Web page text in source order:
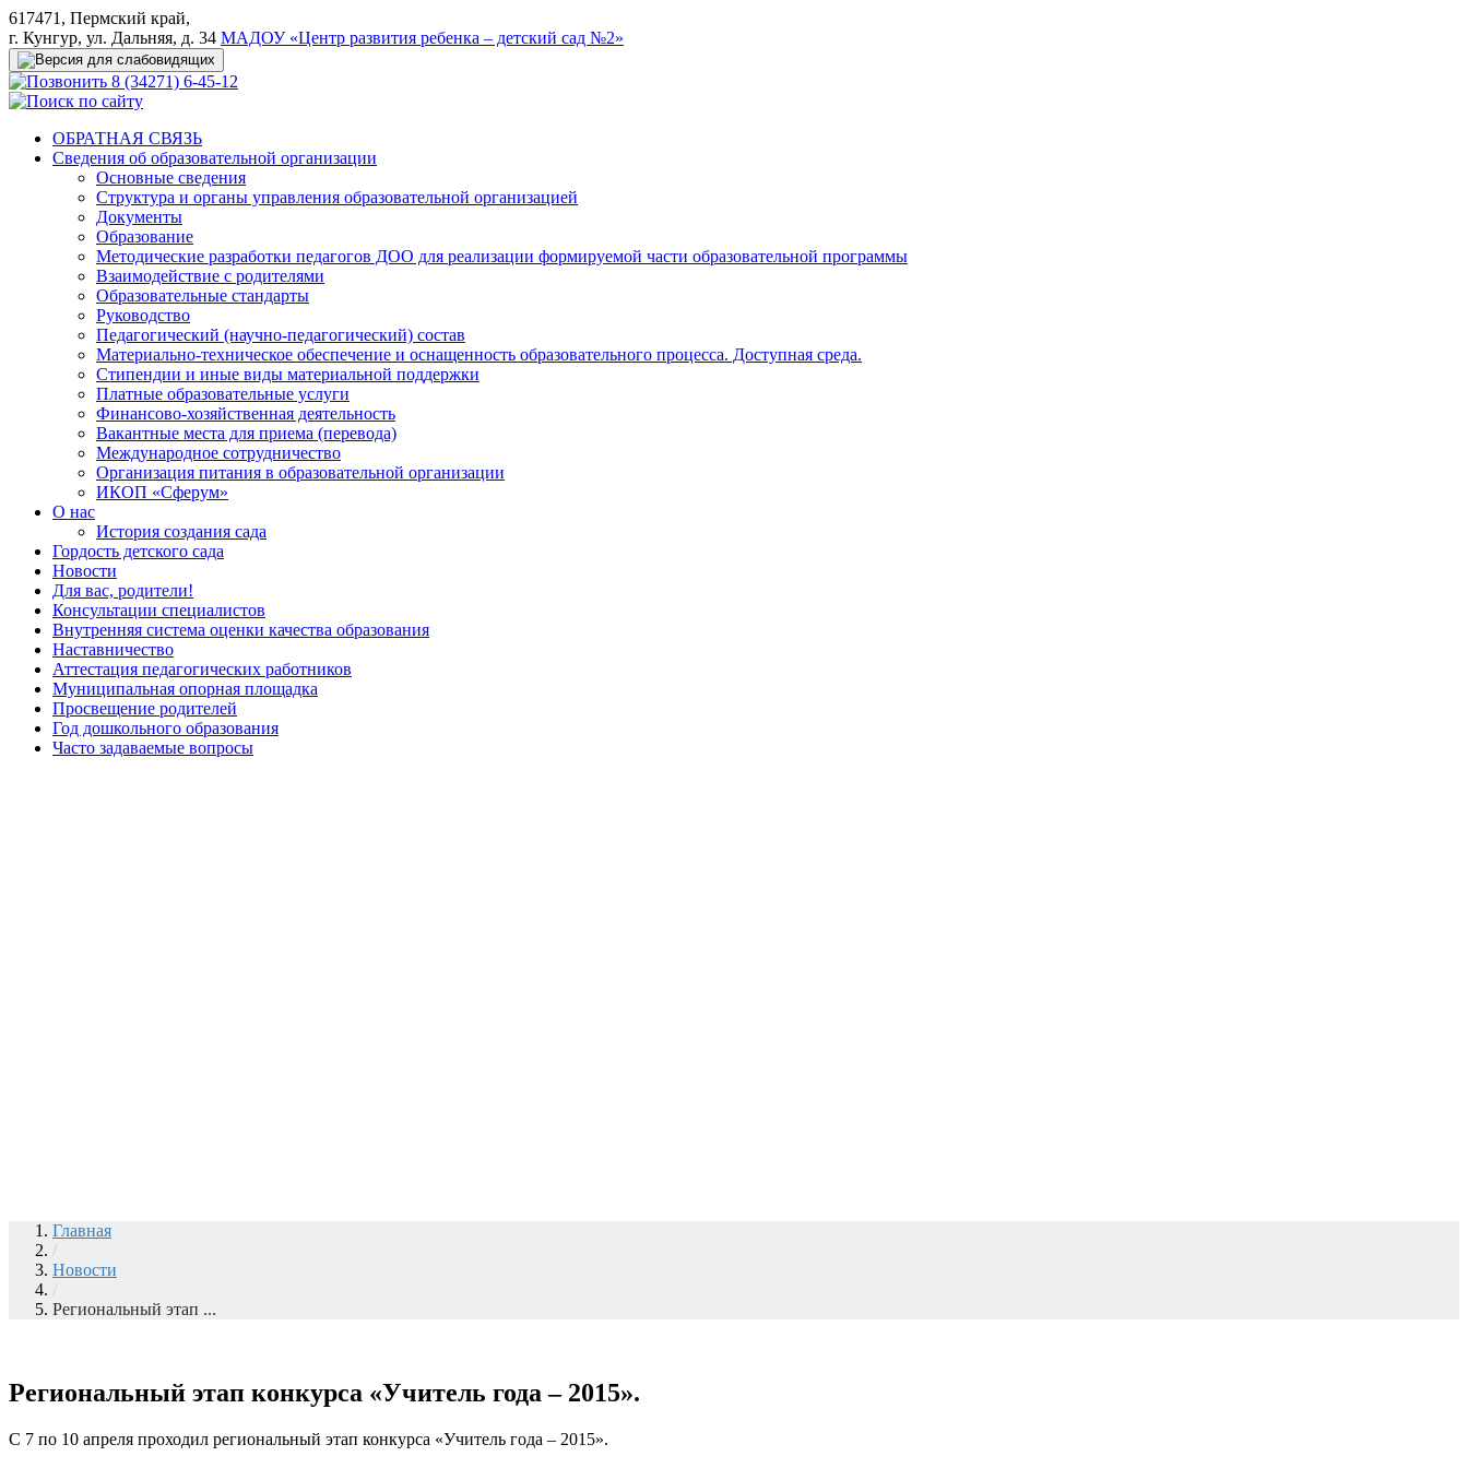
617471, Пермский край,
г. Кунгур, ул. Дальняя, д. 34 МАДОУ «Центр развития ребенка – детский сад №2»
8 (34271) 6-45-12
ОБРАТНАЯ СВЯЗЬ
Сведения об образовательной организации
Основные сведения
Структура и органы управления образовательной организацией
Документы
Образование
Методические разработки педагогов ДОО для реализации формируемой части образовательной программы
Взаимодействие с родителями
Образовательные стандарты
Руководство
Педагогический (научно-педагогический) состав
Материально-техническое обеспечение и оснащенность образовательного процесса. Доступная среда.
Стипендии и иные виды материальной поддержки
Платные образовательные услуги
Финансово-хозяйственная деятельность
Вакантные места для приема (перевода)
Международное сотрудничество
Организация питания в образовательной организации
ИКОП «Сферум»
О нас
История создания сада
Гордость детского сада
Новости
Для вас, родители!
Консультации специалистов
Внутренняя система оценки качества образования
Наставничество
Аттестация педагогических работников
Муниципальная опорная площадка
Просвещение родителей
Год дошкольного образования
Часто задаваемые вопросы
Главная
/
Новости
/
Региональный этап ...
Региональный этап конкурса «Учитель года – 2015».
С 7 по 10 апреля проходил региональный этап конкурса «Учитель года – 2015».